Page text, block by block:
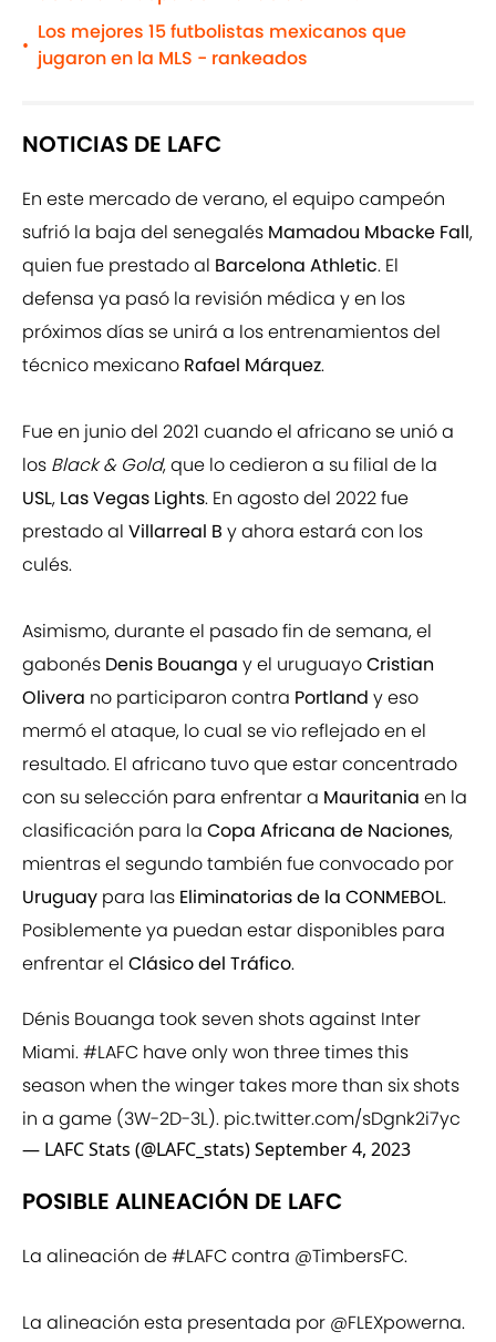
•
Los mejores 15 futbolistas mexicanos que
jugaron en la MLS - rankeados
NOTICIAS DE LAFC
En este mercado de verano, el equipo campeón
sufrió la baja del senegalés Mamadou Mbacke Fall,
quien fue prestado al Barcelona Athletic. El
defensa ya pasó la revisión médica y en los
próximos días se unirá a los entrenamientos del
técnico mexicano Rafael Márquez.
Fue en junio del 2021 cuando el africano se unió a
los Black & Gold, que lo cedieron a su filial de la
USL, Las Vegas Lights. En agosto del 2022 fue
prestado al Villarreal B y ahora estará con los
culés.
Asimismo, durante el pasado fin de semana, el
gabonés Denis Bouanga y el uruguayoCristian
Olivera no participaron contra Portland y eso
mermó el ataque, lo cual se vio reflejado en el
resultado. El africano tuvo que estar concentrado
con su selección para enfrentar a Mauritania en la
clasificación para la Copa Africana de Naciones,
mientras el segundo también fue convocado por
Uruguay para las Eliminatorias de la CONMEBOL.
Posiblemente ya puedan estar disponibles para
enfrentar el Clásico del Tráfico.
Dénis Bouanga took seven shots against Inter
Miami.#LAFC have only won three times this
season when the winger takes more than six shots
in a game (3W-2D-3L). pic.twitter.com/sDgnk2i7yc
— LAFC Stats (@LAFC_stats)September 4, 2023
POSIBLE ALINEACIÓN DE LAFC
La alineación de#LAFCcontra @TimbersFC.
La alineación esta presentada por @FLEXpowerna.